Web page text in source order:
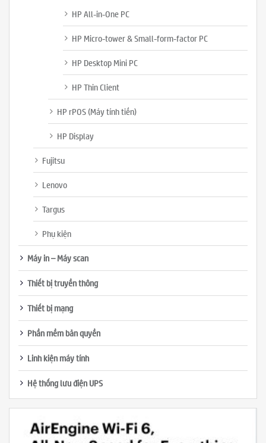
HP All-in-One PC
HP Micro-tower & Small-form-factor PC
HP Desktop Mini PC
HP Thin Client
HP rPOS (Máy tính tiền)
HP Display
Fujitsu
Lenovo
Targus
Phụ kiện
Máy in – Máy scan
Thiết bị truyền thông
Thiết bị mạng
Phần mềm bản quyền
Linh kiện máy tính
Hệ thống lưu điện UPS